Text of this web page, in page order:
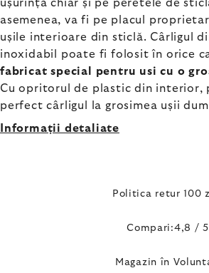
ușurință chiar și pe peretele de
asemenea, va fi pe placul
ușile interioare din sticlă. Cârligul
inoxidabil poate fi folosit în orice
fabricat special pentru usi cu o
Cu opritorul de plastic din interior,
perfect cârligul la grosimea ușii
Informaţii detaliate
Politica retur 100
Compari:4,8 / 5
Magazin în